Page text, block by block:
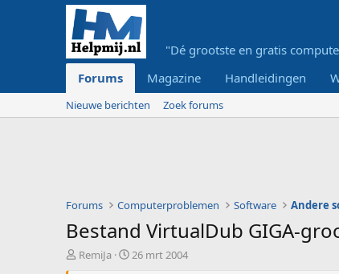
"Dé grootste en gratis
Forums
Magazine Handleidingen
Nieuwe berichten Zoek forums
Forums Computerproblemen Software Andere
Bestand VirtualDub GIGA-
O
RemiJa
S
26 mrt 2004